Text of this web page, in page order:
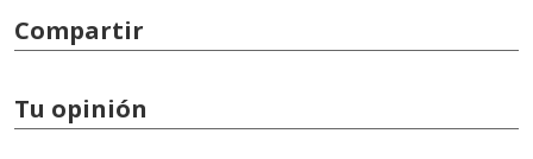
Compartir
Tu opinión